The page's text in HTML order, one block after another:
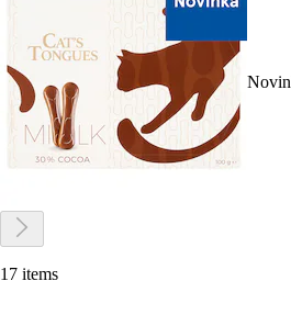
17 items